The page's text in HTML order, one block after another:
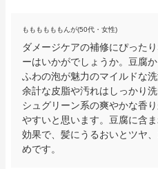
ももももももんが(50代・女性)
ダメージケアの補修にぴった
ーはいかがでしょうか。豆腐
ふわの泡が魅力のマイルドな
余計な皮脂や汚れはしっかり
シュグリーン系の爽やかな香
やすいと思います。豆腐に含
効果で、髪にうるおいとツヤ
めです。